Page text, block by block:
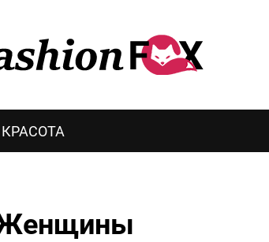
КРАСОТА
Женщины